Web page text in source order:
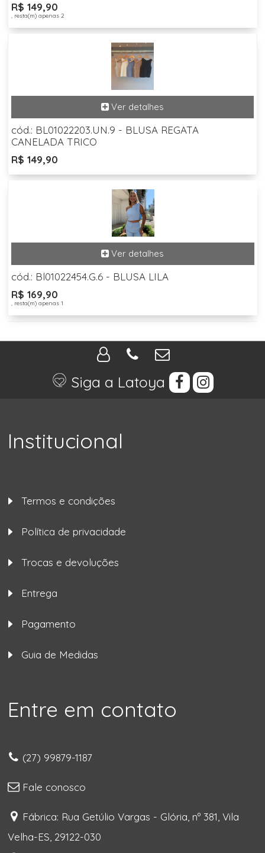
R$ 149,90
, resta(m) apenas 2
cód.: BL01022203.UN.9 - BLUSA REGATA
CANELADA TRICO
R$ 149,90
cód.: Bl01022454.G.6 - BLUSA LILA
R$ 169,90
, resta(m) apenas 1
Siga a Latoya
Institucional
Termos e condições
Política de privacidade
Trocas e devoluções
Entrega
Pagamento
Guia de Medidas
Entre em contato
(27) 99879-1187
Fale conosco
Fábrica: Rua Getúlio Vargas - Glória, nº 381, Vila
Velha-ES, 29122-030